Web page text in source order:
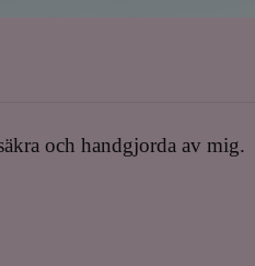
och handgjorda av mig.